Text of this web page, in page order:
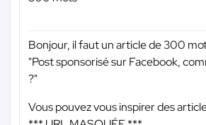
Bonjour, il faut un article de 300
"Post sponsorisé sur Facebook,
?"
Vous pouvez vous inspirer des